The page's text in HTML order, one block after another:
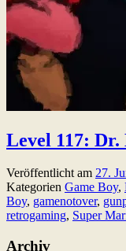
Level 117:
Veröffentlicht am 27.
Kategorien Game Boy,
Boy, gamenotover,
retrogaming, Super
Archiv